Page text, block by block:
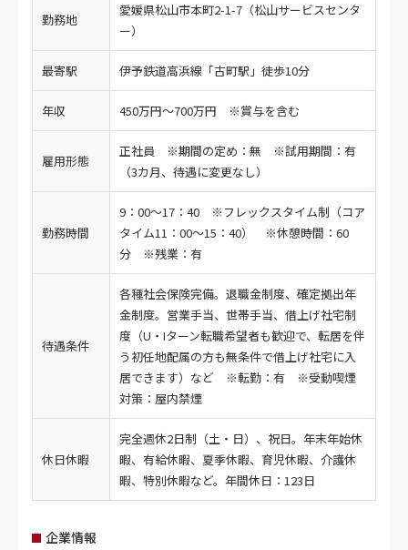
勤務地
愛媛県松山市本町2-1-7（松山サービスセンタ
ー）
最寄駅 伊予鉄道高浜線「古町駅」徒歩10分
年収 450万円～700万円 ※賞与を含む
雇用形態
正社員 ※期間の定め：無 ※試用期間：有
（3カ月、待遇に変更なし）
勤務時間
9：00～17：40 ※フレックスタイム制（コア
タイム11：00～15：40） ※休憩時間：60
分 ※残業：有
待遇条件
各種社会保険完備。退職金制度、確定拠出年
金制度。営業手当、世帯手当、借上げ社宅制
度（U・Iターン転職希望者も歓迎で、転居を伴
う初任地配属の方も無条件で借上げ社宅に入
居できます）など ※転勤：有 ※受動喫煙
対策：屋内禁煙
休日休暇
完全週休2日制（土・日）、祝日。年末年始休
暇、有給休暇、夏季休暇、育児休暇、介護休
暇、特別休暇など。年間休日：123日
企業情報